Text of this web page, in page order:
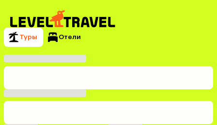
Туры Отели